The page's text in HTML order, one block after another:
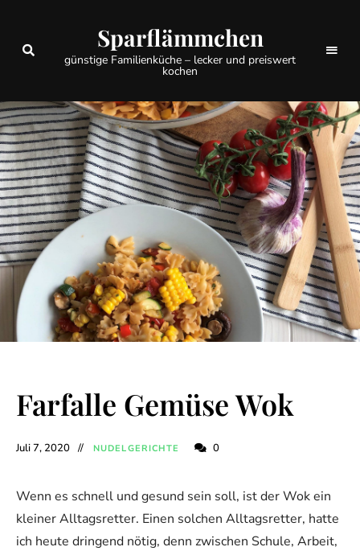
Sparflämmchen
günstige Familienküche – lecker und preiswert
kochen
Farfalle Gemüse Wok
Juli 7, 2020 NUDELGERICHTE 0
Wenn es schnell und gesund sein soll, ist der Wok ein
kleiner Alltagsretter. Einen solchen Alltagsretter, hatte
ich heute dringend nötig, denn zwischen Schule, Arbeit,